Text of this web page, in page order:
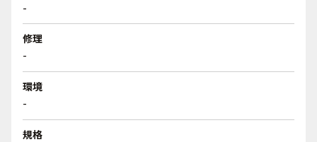
-
修理
-
環境
-
規格